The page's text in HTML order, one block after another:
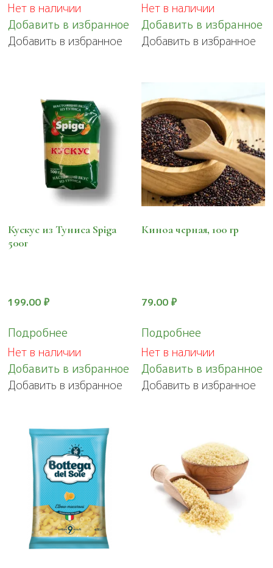
имеет
несколько
вариаций.
на
странице
товара.
Нет в наличии
Добавить в избранное
Добавить в избранное
Нет в наличии
Добавить в избранное
Добавить в избранное
Кускус из Туниса Spiga
500г
199.00 ₽
Подробнее
Нет в наличии
Добавить в избранное
Добавить в избранное
Киноа черная, 100 гр
79.00₽
Подробнее
Нет в наличии
Добавить в избранное
Добавить в избранное